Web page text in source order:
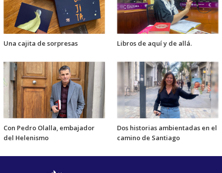
Una cajita de sorpresas Libros de aquí y de allá.
Con Pedro Olalla, embajador
del Helenismo
Dos historias ambientadas en el
camino de Santiago